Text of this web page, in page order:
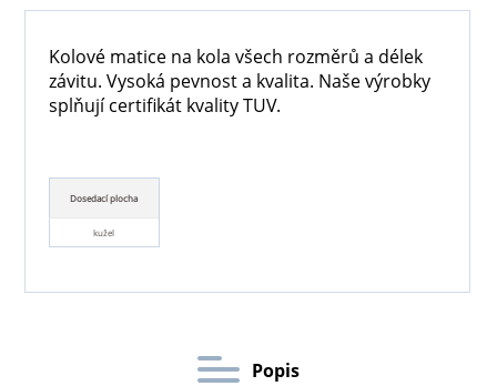
Kolové matice na kola všech rozměrů a délek
závitu. Vysoká pevnost a kvalita. Naše výrobky
splňují certifikát kvality TUV.
Dosedací plocha
kužel
Popis